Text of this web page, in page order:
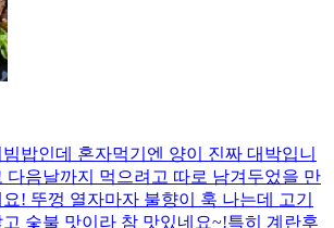
밥인데 혼자먹기엔 양이 진짜 대박입니
다음날까지 먹으려고 따로 남겨두었을 만
! 뚜껑 열자마자 불향이 훅 나는데 고기
숯불 맛이라 참 맛있네요~!특히 계란후